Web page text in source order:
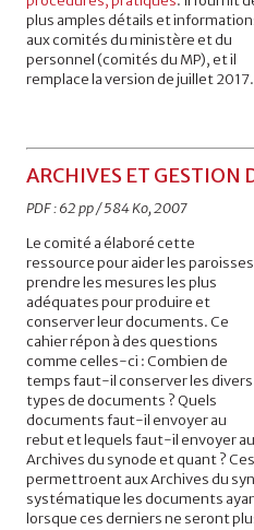
plus amples détails et
aux comités du ministère et du
personnel (comités du MP), et il
remplace la version de juillet 2017.
ARCHIVES ET GESTION
PDF : 62 pp / 584 Ko, 2007
Le comité a élaboré cette
ressource pour aider les paroisses
prendre les mesures les plus
adéquates pour produire et
conserver leur documents. Ce
cahier répon à des questions
comme celles-ci : Combien de
temps faut-il conserver les divers
types de documents ? Quels
documents faut-il envoyer au
rebut et lequels faut-il envoyer
Archives du synode et quant ?
permettroent aux Archives du
systématique les documents
lorsque ces derniers ne seront